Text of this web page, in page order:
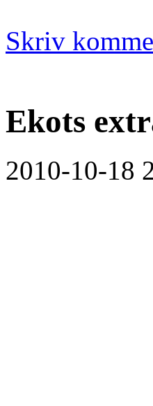
Skriv
Ekots
2010-10-18